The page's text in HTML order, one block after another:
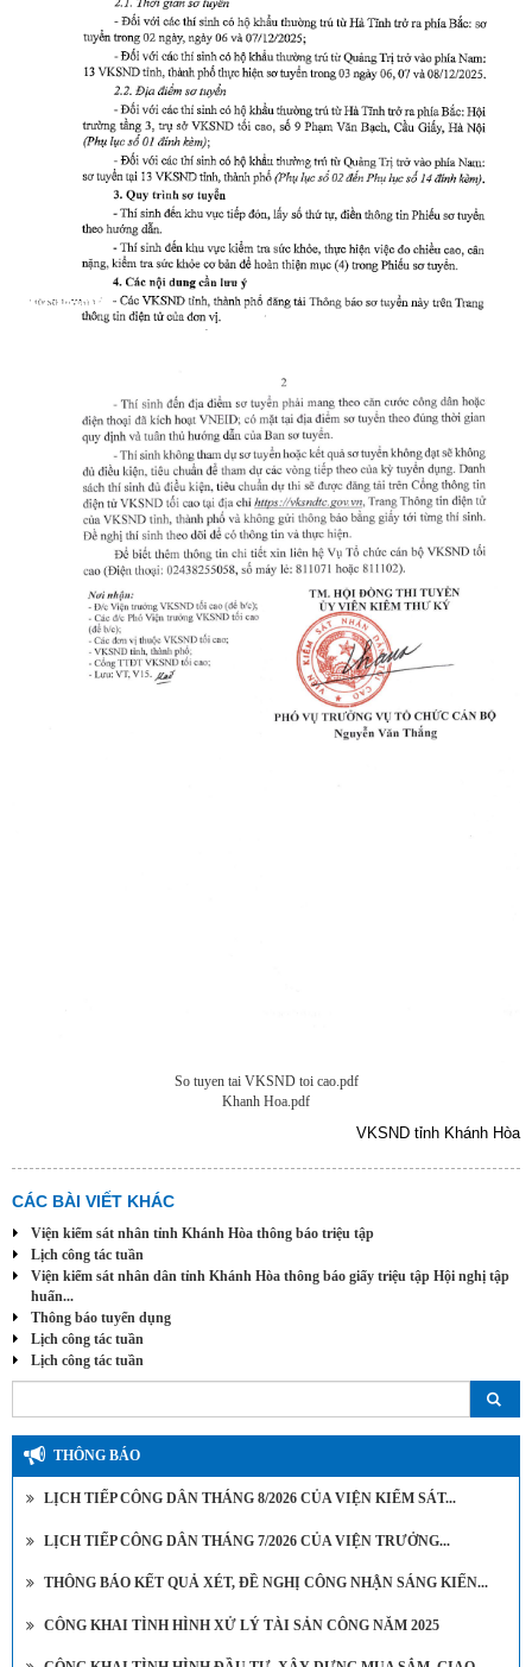
So tuyen tai VKSND toi cao.pdf
Khanh Hoa.pdf
VKSND tỉnh Khánh Hòa
CÁC BÀI VIẾT KHÁC
Viện kiểm sát nhân tỉnh Khánh Hòa thông báo triệu tập
Lịch công tác tuần
Viện kiểm sát nhân dân tỉnh Khánh Hòa thông báo giấy triệu tập Hội nghị tập
huấn...
Thông báo tuyển dụng
Lịch công tác tuần
Lịch công tác tuần
THÔNG BÁO
LỊCH TIẾP CÔNG DÂN THÁNG 8/2026 CỦA VIỆN KIỂM SÁT...
LỊCH TIẾP CÔNG DÂN THÁNG 7/2026 CỦA VIỆN TRƯỞNG...
THÔNG BÁO KẾT QUẢ XÉT, ĐỀ NGHỊ CÔNG NHẬN SÁNG KIẾN...
CÔNG KHAI TÌNH HÌNH XỬ LÝ TÀI SẢN CÔNG NĂM 2025